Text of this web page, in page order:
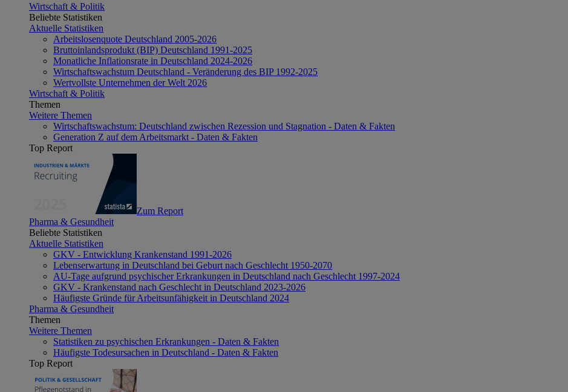
Wirtschaft & Politik
Beliebte Statistiken
Aktuelle Statistiken
Arbeitslosenquote Deutschland 2005-2026
Bruttoinlandsprodukt (BIP) Deutschland 1991-2025
Monatliche Inflationsrate in Deutschland 2024-2026
Wirtschaftswachstum Deutschland - Veränderung des BIP 1992-2025
Wertvollste Unternehmen der Welt 2026
Wirtschaft & Politik
Themen
Weitere Themen
Wirtschaftswachstum: Deutschland zwischen Rezession und Stagnation - Daten & Fakten
Generation Z auf dem Arbeitsmarkt - Daten & Fakten
Top Report
Zum Report
Pharma & Gesundheit
Beliebte Statistiken
Aktuelle Statistiken
GKV - Entwicklung Krankenstand 1991-2026
Lebenserwartung in Deutschland bei Geburt nach Geschlecht 1950-2070
AU-Tage aufgrund psychischer Erkrankungen in Deutschland nach Geschlecht 1997-2024
GKV - Krankenstand nach Geschlecht in Deutschland 2023-2026
Häufigste Gründe für Arbeitsunfähigkeit in Deutschland 2024
Pharma & Gesundheit
Themen
Weitere Themen
Statistiken zu psychischen Erkrankungen - Daten & Fakten
Häufigste Todesursachen in Deutschland - Daten & Fakten
Top Report